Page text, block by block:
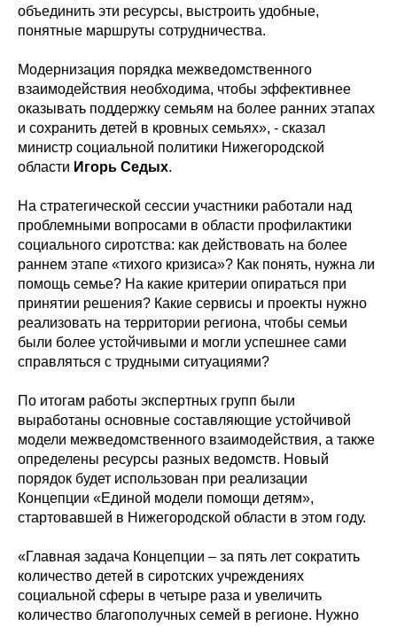
объединить эти ресурсы, выстроить удобные,
понятные маршруты сотрудничества.
Модернизация порядка межведомственного
взаимодействия необходима, чтобы эффективнее
оказывать поддержку семьям на более ранних этапах
и сохранить детей в кровных семьях», - сказал
министр социальной политики Нижегородской
области Игорь Седых.
На стратегической сессии участники работали над
проблемными вопросами в области профилактики
социального сиротства: как действовать на более
раннем этапе «тихого кризиса»? Как понять, нужна ли
помощь семье? На какие критерии опираться при
принятии решения? Какие сервисы и проекты нужно
реализовать на территории региона, чтобы семьи
были более устойчивыми и могли успешнее сами
справляться с трудными ситуациями?
По итогам работы экспертных групп были
выработаны основные составляющие устойчивой
модели межведомственного взаимодействия, а также
определены ресурсы разных ведомств. Новый
порядок будет использован при реализации
Концепции «Единой модели помощи детям»,
стартовавшей в Нижегородской области в этом году.
«Главная задача Концепции – за пять лет сократить
количество детей в сиротских учреждениях
социальной сферы в четыре раза и увеличить
количество благополучных семей в регионе. Нужно